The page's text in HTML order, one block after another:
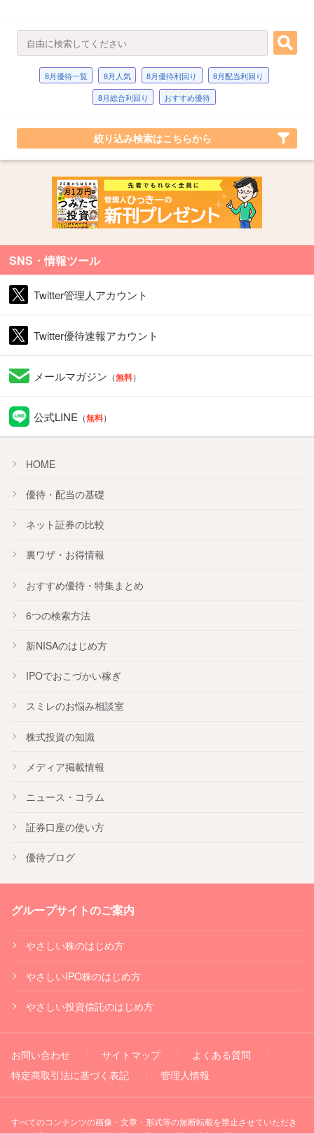
8月優待一覧 8月人気 8月優待利回り
8月配当利回り
8月総合利回り
おすすめ優待
絞り込み検索はこちらから
SNS・情報ツール
Twitter管理人アカウント
Twitter優待速報アカウント
メールマガジン （無料）
公式LINE （無料）
HOME
優待・配当の基礎
ネット証券の比較
裏ワザ・お得情報
おすすめ優待・ 特集まとめ
6つの検索方法
新NISAのはじめ方
IPOでおこづかい稼ぎ
スミレのお悩み相談室
株式投資の知識
メディア掲載情報
ニュース・コラム
証券口座の使い方
優待ブログ
グループサイトのご案内
やさしい株のはじめ方
やさしいIPO株のはじめ方
やさしい投資信託のはじめ方
お問い合わせ サイトマップ
よくある質問
特定商取引法に基づく表記
管理人情報
すべてのコンテンツの画像・文章・形式等の無断転載を禁止させていただき